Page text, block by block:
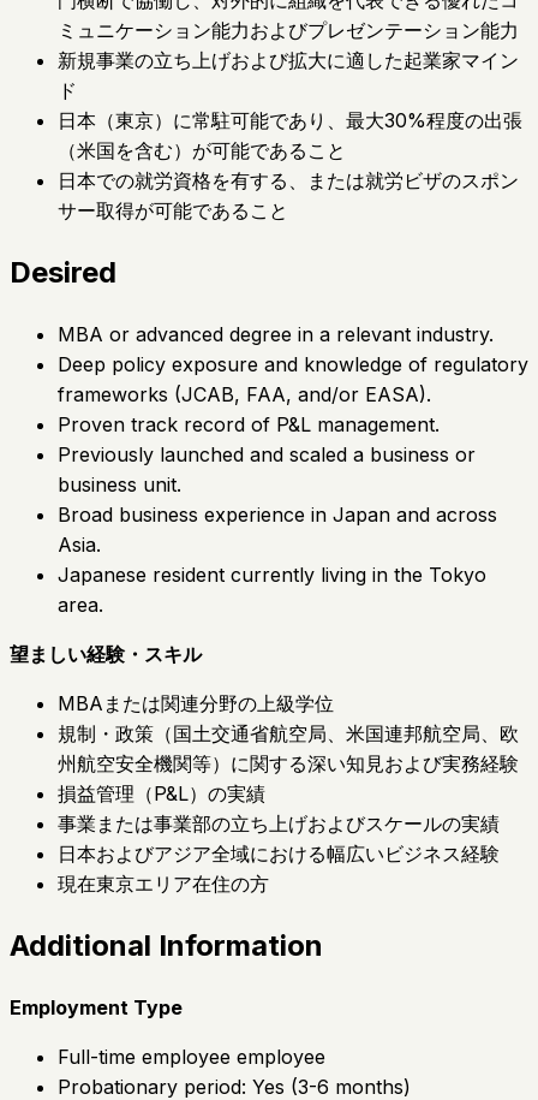
ミュニケーション能力およびプレゼンテーション能力
新規事業の立ち上げおよび拡大に適した起業家マイン
ド
日本（東京）に常駐可能であり、最大30%程度の出張
（米国を含む）が可能であること
日本での就労資格を有する、または就労ビザのスポン
サー取得が可能であること
Desired
MBA or advanced degree in a relevant industry.
Deep policy exposure and knowledge of regulatory
frameworks (JCAB, FAA, and/or EASA).
Proven track record of P&L management.
Previously launched and scaled a business or
business unit.
Broad business experience in Japan and across
Asia.
Japanese resident currently living in the Tokyo
area.
望ましい経験・スキル
MBAまたは関連分野の上級学位
規制・政策（国土交通省航空局、米国連邦航空局、欧
州航空安全機関等）に関する深い知見および実務経験
損益管理（P&L）の実績
事業または事業部の立ち上げおよびスケールの実績
日本およびアジア全域における幅広いビジネス経験
現在東京エリア在住の方
Additional Information
Employment Type
Full-time employee employee
Probationary period: Yes (3-6 months)